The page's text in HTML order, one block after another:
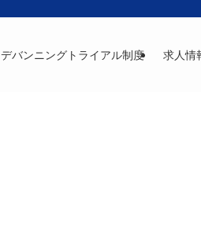
デバンニングトライアル制度 求人情